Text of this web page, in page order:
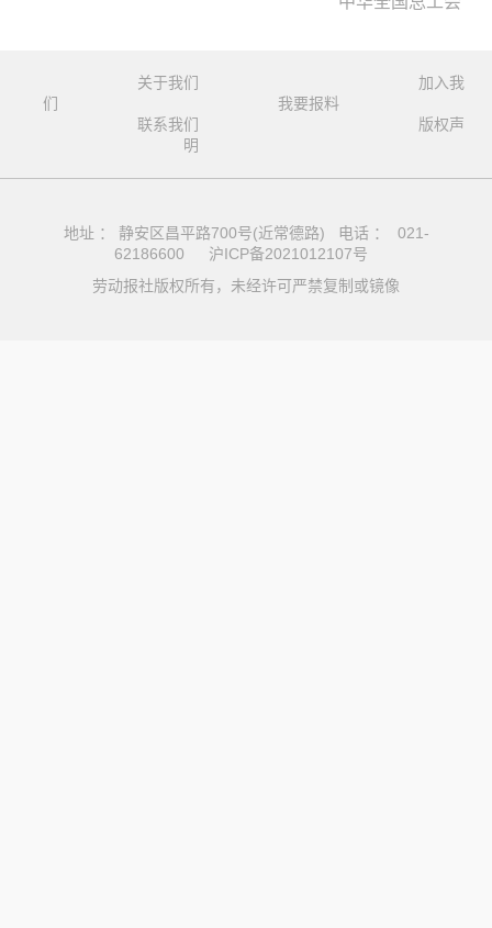
关于我们
加入我
们
我要报料
联系我们
版权声
明
地址 ： 静安区昌平路700号(近常德路) 电话 ： 021-
62186600
沪ICP备2021012107号
劳动报社版权所有，未经许可严禁复制或镜像